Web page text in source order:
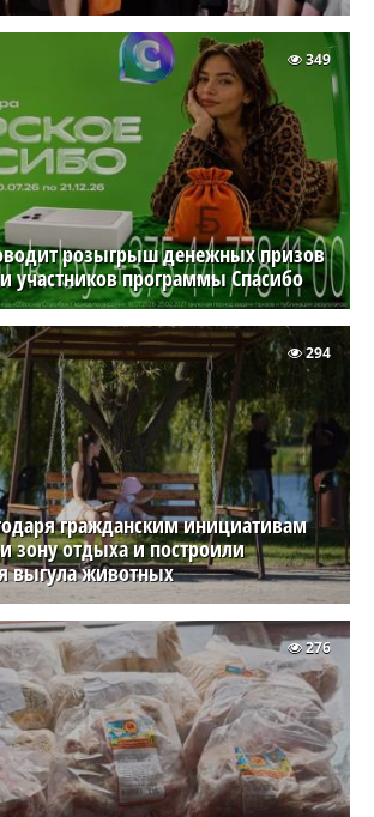
розыгрыш денежных призов
участников программы Спасибо
349
гражданским инициативам
зону отдыха и построили
выгула животных
294
276